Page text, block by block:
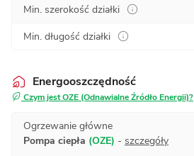
Min. szerokość działki
Min. długość działki
Energooszczędność
Czym jest OZE (Odnawialne Źródło Energii)?
Ogrzewanie główne
Pompa ciepła (OZE) - szczegóły